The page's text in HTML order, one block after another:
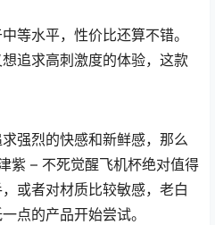
等水平，性价比还算不错。
追求高刺激度的体验，这款
强烈的快感和新鲜感，那么
紫 – 不死觉醒飞机杯绝对值得
或者对材质比较敏感，老白
点的产品开始尝试。